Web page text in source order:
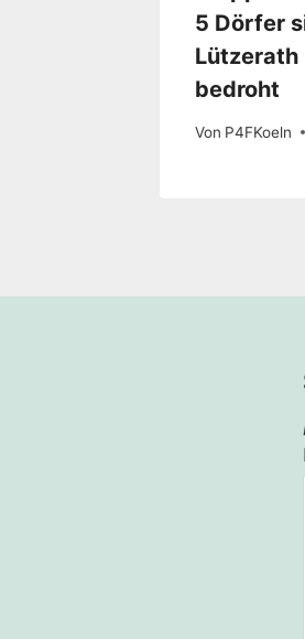
5 Dörfer
bedroht
Von P4FKoeln